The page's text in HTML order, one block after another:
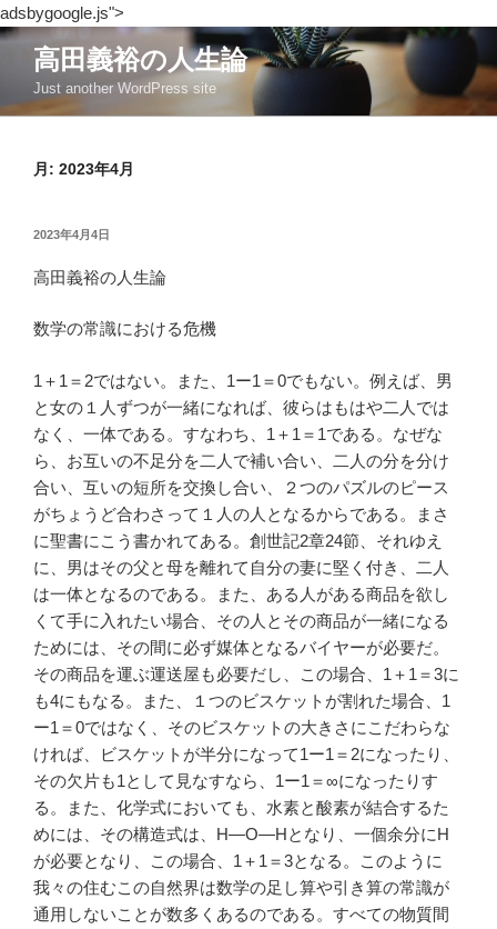
adsbygoogle.js">
コ
ン
高田義裕の人生論
Just another WordPress site
月: 2023年4月
投
日:
2023年4月4日
高田義裕の人生論
数学の常識における危機
1＋1＝2ではない。また、1ー1＝0でもない。例えば、男
と女の１人ずつが一緒になれば、彼らはもはや二人では
なく、一体である。すなわち、1＋1＝1である。なぜな
ら、お互いの不足分を二人で補い合い、二人の分を分け
合い、互いの短所を交換し合い、２つのパズルのピース
がちょうど合わさって１人の人となるからである。まさ
に聖書にこう書かれてある。創世記2章24節、それゆえ
に、男はその父と母を離れて自分の妻に堅く付き、二人
は一体となるのである。また、ある人がある商品を欲し
くて手に入れたい場合、その人とその商品が一緒になる
ためには、その間に必ず媒体となるバイヤーが必要だ。
その商品を運ぶ運送屋も必要だし、この場合、1＋1＝3に
も4にもなる。また、１つのビスケットが割れた場合、1
ー1＝0ではなく、そのビスケットの大きさにこだわらな
ければ、ビスケットが半分になって1ー1＝2になったり、
その欠片も1として見なすなら、1ー1＝∞になったりす
る。また、化学式においても、水素と酸素が結合するた
めには、その構造式は、H―O―Hとなり、一個余分にH
が必要となり、この場合、1＋1＝3となる。このように
我々の住むこの自然界は数学の足し算や引き算の常識が
通用しないことが数多くあるのである。すべての物質間